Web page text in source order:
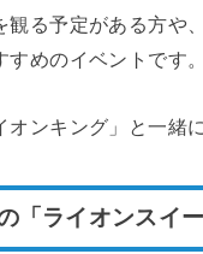
観る予定がある方や
めのイベントです。
オンキング」と一緒
「ライオンスイ